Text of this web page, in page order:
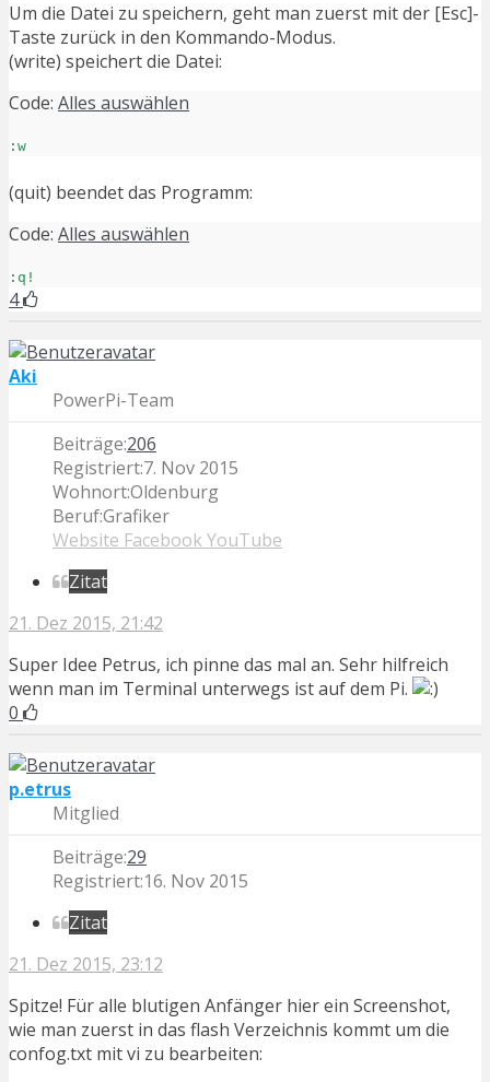
Um die Datei zu speichern, geht man zuerst mit der [Esc]-
Taste zurück in den Kommando-Modus.
(write) speichert die Datei:
Code: Alles auswählen
:w
(quit) beendet das Programm:
Code: Alles auswählen
:q!
4
Aki
PowerPi-Team
Beiträge:206
Registriert:7. Nov 2015
Wohnort:Oldenburg
Beruf:Grafiker
Website FacebookYouTube
Zitat
21. Dez 2015, 21:42
Super Idee Petrus, ich pinne das mal an. Sehr hilfreich
wenn man im Terminal unterwegs ist auf dem Pi.
0
p.etrus
Mitglied
Beiträge:29
Registriert:16. Nov 2015
Zitat
21. Dez 2015, 23:12
Spitze! Für alle blutigen Anfänger hier ein Screenshot,
wie man zuerst in das flash Verzeichnis kommt um die
confog.txt mit vi zu bearbeiten: